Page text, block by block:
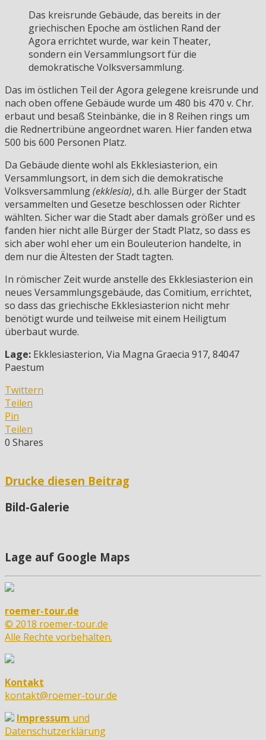
Das kreisrunde Gebäude, das bereits in der
griechischen Epoche am östlichen Rand der
Agora errichtet wurde, war kein Theater,
sondern ein Versammlungsort für die
demokratische Volksversammlung.
Das im östlichen Teil der Agora gelegene kreisrunde und
nach oben offene Gebäude wurde um 480 bis 470 v. Chr.
erbaut und besaß Steinbänke, die in 8 Reihen rings um
die Rednertribüne angeordnet waren. Hier fanden etwa
500 bis 600 Personen Platz.
Da Gebäude diente wohl als Ekklesiasterion, ein
Versammlungsort, in dem sich die demokratische
Volksversammlung(ekklesia), d.h. alle Bürger der Stadt
versammelten und Gesetze beschlossen oder Richter
wählten. Sicher war die Stadt aber damals größer und es
fanden hier nicht alle Bürger der Stadt Platz, so dass es
sich aber wohl eher um ein Bouleuterion handelte, in
dem nur die Ältesten der Stadt tagten.
In römischer Zeit wurde anstelle des Ekklesiasterion ein
neues Versammlungsgebäude, das Comitium, errichtet,
so dass das griechische Ekklesiasterion nicht mehr
benötigt wurde und teilweise mit einem Heiligtum
überbaut wurde.
Lage: Ekklesiasterion, Via Magna Graecia 917, 84047
Paestum
Twittern
Teilen
Pin
Teilen
0 Shares
Drucke diesen Beitrag
Bild-Galerie
Lage auf Google Maps
roemer-tour.de
© 2018 roemer-tour.de
Alle Rechte vorbehalten.
Kontakt
kontakt@roemer-tour.de
Impressum und
Datenschutzerklärung